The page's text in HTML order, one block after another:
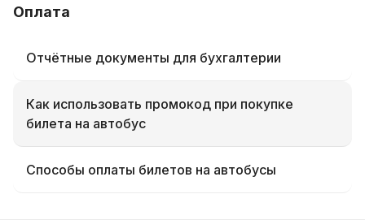
Оплата
Отчётные документы для бухгалтерии
Как использовать промокод при покупке
билета на автобус
Способы оплаты билетов на автобусы